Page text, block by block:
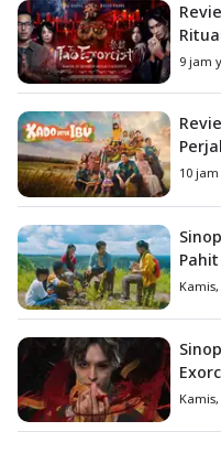
9 jam
10
Kamis,
Kamis,